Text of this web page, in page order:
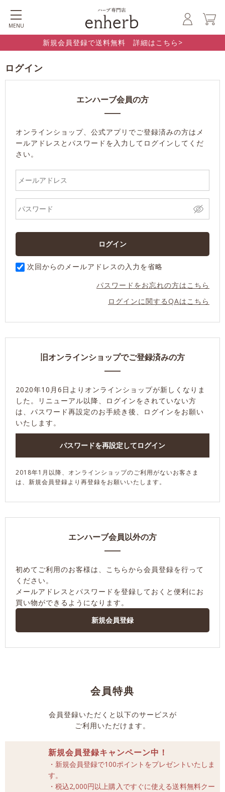
MENU
新規会員登録で送料無料 詳細はこちら>
ログイン
エンハーブ会員の方
オンラインショップ、公式アプリでご登録済みの方はメ
ールアドレスとパスワードを入力してログインしてくだ
さい。
次回からのメールアドレスの入力を省略
パスワードをお忘れの方はこちら
ログインに関するQAはこちら
エンハーブ会員以外の方
初めてご利用のお客様は、こちらから会員登録を行って
ください。
メールアドレスとパスワードを登録しておくと便利にお
買い物ができるようになります。
旧オンラインショップでご登録済みの方
2020年10月6日よりオンラインショップが新しくなりま
した。
リニューアル以降、ログインをされていない方
は、パスワード再設定のお手続き後、ログインをお願い
いたします。
2018年1月以降、オンラインショップのご利用がないお客さま
は、新規会員登録より再登録をお願いいたします。
会員特典
会員登録いただくと以下のサービスが
ご利用いただけます。
新規会員登録キャンペーン中！
・新規会員登録で100ポイントをプレゼントいたしま
す。
・税込2,000円以上購入ですぐに使える送料無料クー